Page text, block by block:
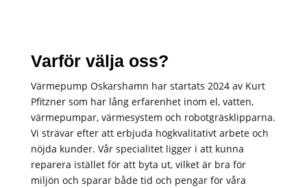
Varför välja oss?
Värmepump Oskarshamn har startats 2024 av Kurt
Pfitzner som har lång erfarenhet inom el, vatten,
värmepumpar, värmesystem och robotgräsklipparna.
Vi strävar efter att erbjuda högkvalitativt arbete och
nöjda kunder. Vår specialitet ligger i att kunna
reparera istället för att byta ut, vilket är bra för
miljön och sparar både tid och pengar för våra